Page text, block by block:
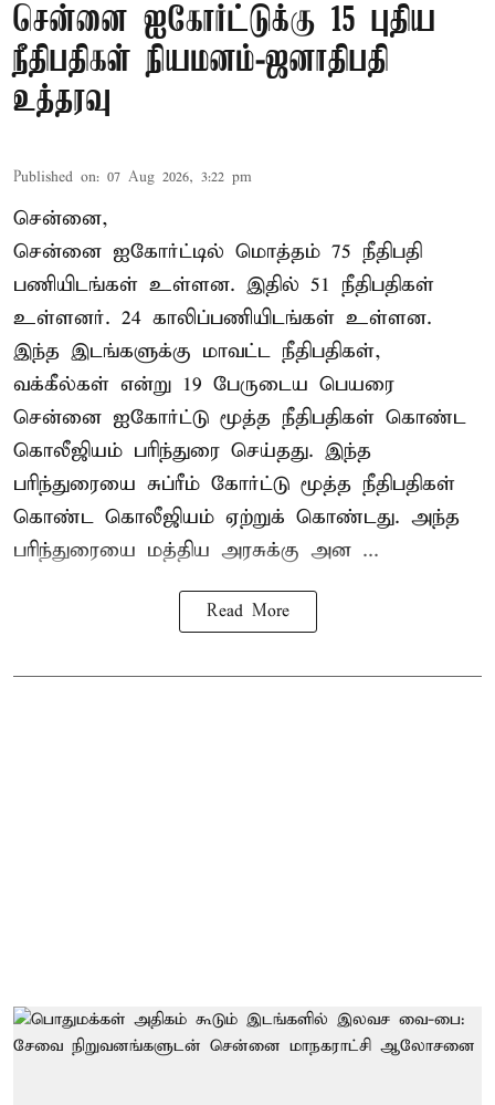
சென்னை ஐகோர்ட்டுக்கு 15 புதிய
நீதிபதிகள் நியமனம்-ஜனாதிபதி
உத்தரவு
Published on: 07 Aug 2026, 3:22 pm
சென்னை,
சென்னை ஐகோர்ட்டில் மொத்தம் 75 நீதிபதி
பணியிடங்கள் உள்ளன. இதில் 51 நீதிபதிகள்
உள்ளனர். 24 காலிப்பணியிடங்கள் உள்ளன.
இந்த இடங்களுக்கு மாவட்ட நீதிபதிகள்,
வக்கீல்கள் என்று 19 பேருடைய பெயரை
சென்னை ஐகோர்ட்டு மூத்த நீதிபதிகள் கொண்ட
கொலீஜியம் பரிந்துரை செய்தது. இந்த
பரிந்துரையை சுப்ரீம் கோர்ட்டு மூத்த நீதிபதிகள்
கொண்ட கொலீஜியம் ஏற்றுக் கொண்டது. அந்த
பரிந்துரையை மத்திய அரசுக்கு அன ...
Read More